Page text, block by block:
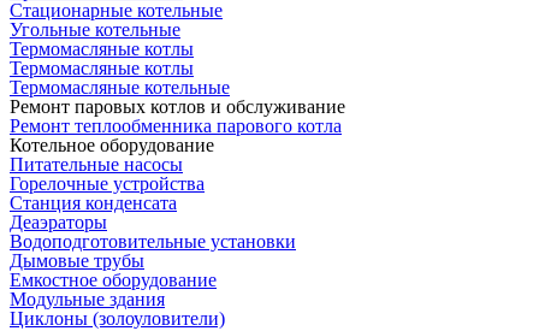
Стационарные котельные
Угольные котельные
Термомасляные котлы
Термомасляные котлы
Термомасляные котельные
Ремонт паровых котлов и обслуживание
Ремонт теплообменника парового котла
Котельное оборудование
Питательные насосы
Горелочные устройства
Станция конденсата
Деаэраторы
Водоподготовительные установки
Дымовые трубы
Емкостное оборудование
Mодульные здания
Циклоны (золоуловители)